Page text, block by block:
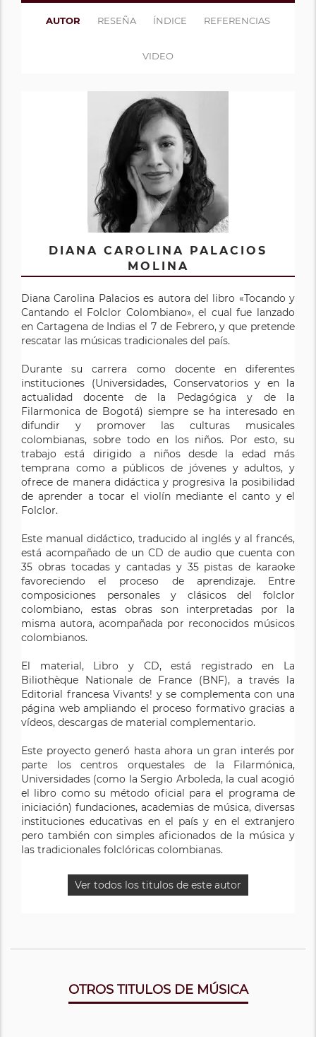
AUTOR RESEÑA ÍNDICE REFERENCIAS
VIDEO
DIANA CAROLINA PALACIOS
MOLINA
Diana Carolina Palacios es autora del libro «Tocando y
Cantando el Folclor Colombiano», el cual fue lanzado
en Cartagena de Indias el 7 de Febrero, y que pretende
rescatar las músicas tradicionales del país.
Durante su carrera como docente en diferentes
instituciones (Universidades, Conservatorios y en la
actualidad docente de la Pedagógica y de la
Filarmonica de Bogotá) siempre se ha interesado en
difundir y promover las culturas musicales
colombianas, sobre todo en los niños. Por esto, su
trabajo está dirigido a niños desde la edad más
temprana como a públicos de jóvenes y adultos, y
ofrece de manera didáctica y progresiva la posibilidad
de aprender a tocar el violín mediante el canto y el
Folclor.
Este manual didáctico, traducido al inglés y al francés,
está acompañado de un CD de audio que cuenta con
35 obras tocadas y cantadas y 35 pistas de karaoke
favoreciendo el proceso de aprendizaje. Entre
composiciones personales y clásicos del folclor
colombiano, estas obras son interpretadas por la
misma autora, acompañada por reconocidos músicos
colombianos.
El material, Libro y CD, está registrado en La
Biliothèque Nationale de France (BNF), a través la
Editorial francesa Vivants! y se complementa con una
página web ampliando el proceso formativo gracias a
vídeos, descargas de material complementario.
Este proyecto generó hasta ahora un gran interés por
parte los centros orquestales de la Filarmónica,
Universidades (como la Sergio Arboleda, la cual acogió
el libro como su método oficial para el programa de
iniciación) fundaciones, academias de música, diversas
instituciones educativas en el país y en el extranjero
pero también con simples aficionados de la música y
las tradicionales folclóricas colombianas.
Ver todos los titulos de este autor
OTROS TITULOS DE MÚSICA